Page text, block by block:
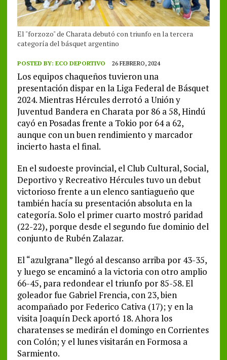
El "forzozo" de Charata debutó con triunfo en la tercera
categoría del básquet argentino
POSTED BY: ECO DEPORTIVO 26 FEBRERO, 2024
Los equipos chaqueños tuvieron una
presentación dispar en la Liga Federal de Básquet
2024. Mientras Hércules derrotó a Unión y
Juventud Bandera en Charata por 86 a 58, Hindú
cayó en Posadas frente a Tokio por 64 a 62,
aunque con un buen rendimiento y marcador
incierto hasta el final.
En el sudoeste provincial, el Club Cultural, Social,
Deportivo y Recreativo Hércules tuvo un debut
victorioso frente a un elenco santiagueño que
también hacía su presentación absoluta en la
categoría. Solo el primer cuarto mostró paridad
(22-22), porque desde el segundo fue dominio del
conjunto de Rubén Zalazar.
El “azulgrana” llegó al descanso arriba por 43-35,
y luego se encaminó a la victoria con otro amplio
66-45, para redondear el triunfo por 85-58. El
goleador fue Gabriel Frencia, con 23, bien
acompañado por Federico Cativa (17); y en la
visita Joaquín Deck aportó 18. Ahora los
charatenses se medirán el domingo en Corrientes
con Colón; y el lunes visitarán en Formosa a
Sarmiento.